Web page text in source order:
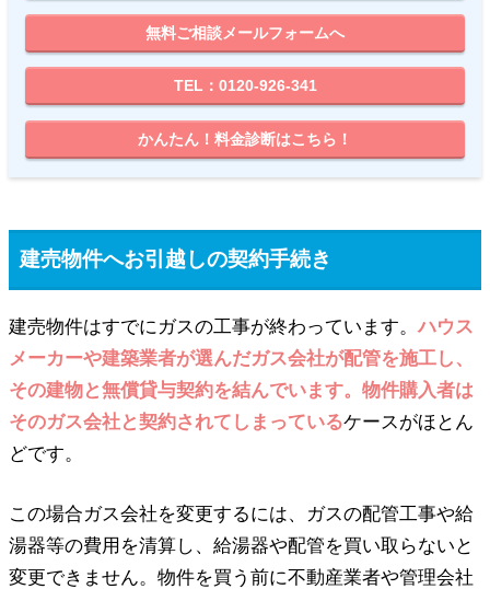
無料ご相談メールフォームへ
TEL：0120-926-341
かんたん！料金診断はこちら！
建売物件へお引越しの契約手続き
建売物件はすでにガスの工事が終わっています。ハウス
メーカーや建築業者が選んだガス会社が配管を施工し、
その建物と無償貸与契約を結んでいます。物件購入者は
そのガス会社と契約されてしまっているケースがほとん
どです。
この場合ガス会社を変更するには、ガスの配管工事や給
湯器等の費用を清算し、給湯器や配管を買い取らないと
変更できません。物件を買う前に不動産業者や管理会社